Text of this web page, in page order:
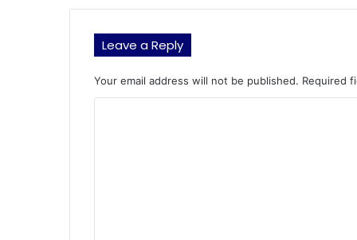
Leave a Reply
Your email address will not be published. Required